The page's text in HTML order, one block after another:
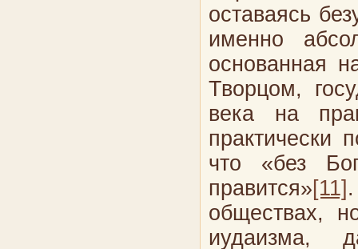
оставаясь
именно
основанная
Творцом,
века на
практически
что «без
правится»[11]
обществах,
иудаизма,